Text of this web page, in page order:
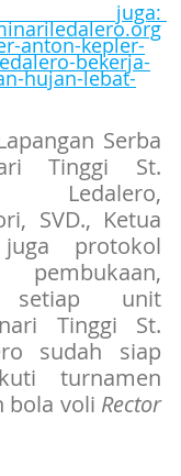
anton-kepler-
bekerja-
hujan-lebat-
Serba
Tinggi St.
SVD., Ketua
protokol
setiap unit
Tinggi St.
sudah siap
turnamen
bola voli Rector